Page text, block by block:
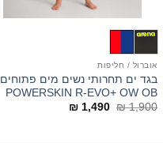
אוברול / חליפות
בגד ים תחרותי נשים מים פתוחים
POWERSKIN R-EVO+ OW OB
₪1,900
המחיר ₪1,490